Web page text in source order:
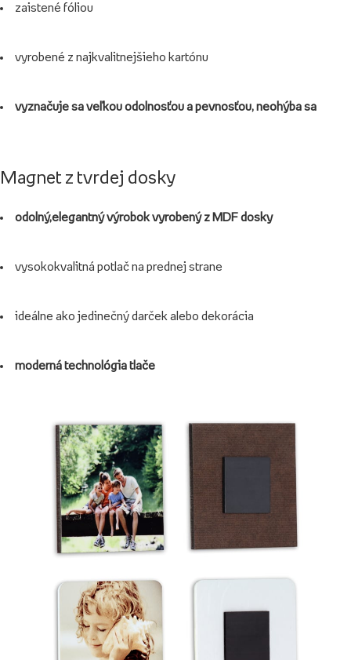
zaistené fóliou
vyrobené z najkvalitnejšieho kartónu
vyznačuje sa veľkou odolnosťou a pevnosťou, neohýba sa
Magnet z tvrdej dosky
odolný,elegantný výrobok vyrobený z MDF dosky
vysokokvalitná potlač na prednej strane
ideálne ako jedinečný darček alebo dekorácia
moderná technológia tlače